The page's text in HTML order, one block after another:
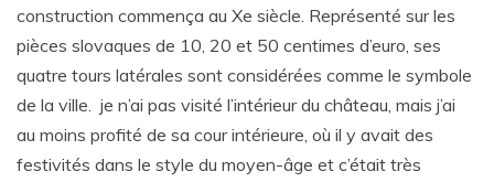
construction commença au Xe siècle. Représenté sur les
pièces slovaques de 10, 20 et 50 centimes d’euro, ses
quatre tours latérales sont considérées comme le symbole
de la ville. je n’ai pas visité l’intérieur du château, mais j’ai
au moins profité de sa cour intérieure, où il y avait des
festivités dans le style du moyen-âge et c’était très